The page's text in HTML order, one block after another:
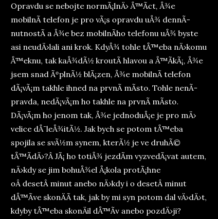
Opravdu se nebojte normÃ¡lnÄ› Å™Ã­ct, Å¾e
mobilnÃ­ telefon je pro vÃ¡s opravdu uÅ¾ dennÃ­
nutnostÃ­ a Å¾e bez mobilnÃ­ho telefonu uÅ¾ byste
asi neudÄ›lali ani krok. KdyÅ¾ tohle tÅ™eba nÄ›komu
Å™eknu, tak kaÅ¾dÃ½ kroutÃ­ hlavou a Å™Ã­kÃ¡, Å¾e
jsem snad ÃºplnÃ½ blÃ¡zen, Å¾e mobilnÃ­ telefon
dÃ¡vÃ¡m takhle ihned na prvnÃ­ mÃ­sto. Tohle nenÃ­
pravda, nedÃ¡vÃ¡m ho takhle na prvnÃ­ mÃ­sto.
DÃ¡vÃ¡m ho jenom tak, Å¾e jednoduÅ¡e je pro mÄ›
velice dÅ¯leÅ¾itÃ½. Jak bych se potom tÅ™eba
spojila se svÃ½m synem, kterÃ½ je ve druhÃ©
tÅ™Ã­dÄ›?Â JÃ¡ ho totiÅ¾ jezdÃ­m vyzvedÃ¡vat autem,
nÄ›kdy se jim bohuÅ¾el Å¡kola protÃ¡hne
oÂ desetÂ minut anebo nÄ›kdy i o desetÂ minut
dÅ™Ã­ve skonÄÃ­ tak, jak by mi syn potom dal vÄ›dÄ›t,
kdyby tÅ™eba skonÄil dÅ™Ã­v anebo pozdÄ›ji?